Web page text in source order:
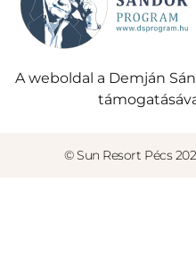
A weboldal a Demján
© Sun Resort Pécs